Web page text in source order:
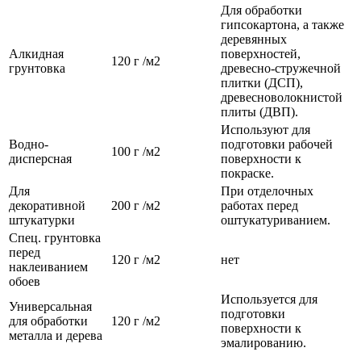
Алкидная
грунтовка
120 г /м2
Для обработки
гипсокартона, а также
деревянных
поверхностей,
древесно-стружечной
плитки (ДСП),
древесноволокнистой
плиты (ДВП).
Водно-
дисперсная
100 г /м2
Используют для
подготовки рабочей
поверхности к
покраске.
Для
декоративной
штукатурки
200 г /м2
При отделочных
работах перед
оштукатуриванием.
Спец. грунтовка
перед
наклеиванием
обоев
120 г /м2 нет
Универсальная
для обработки
металла и дерева
120 г /м2
Используется для
подготовки
поверхности к
эмалированию.